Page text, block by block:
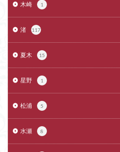
木崎 1
渚 117
夏木 15
星野 1
松浦 5
水瀬 8